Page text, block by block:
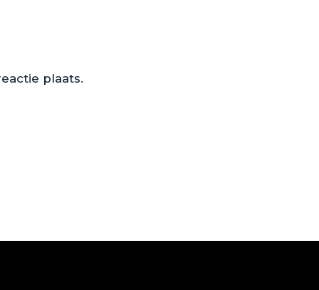
plaats.